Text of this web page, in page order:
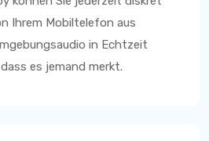
Ihrem Mobiltelefon aus
in Echtzeit
es jemand merkt.